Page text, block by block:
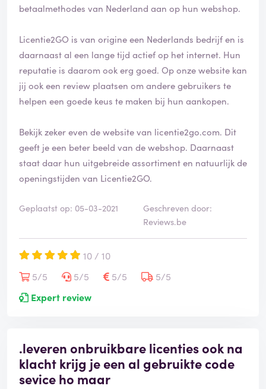
betaalmethodes van Nederland aan op hun webshop.
Licentie2GO is van origine een Nederlands bedrijf en is
daarnaast al een lange tijd actief op het internet. Hun
reputatie is daarom ook erg goed. Op onze website kan
jij ook een review plaatsen om andere gebruikers te
helpen een goede keus te maken bij hun aankopen.
Bekijk zeker even de website van licentie2go.com. Dit
geeft je een beter beeld van de webshop. Daarnaast
staat daar hun uitgebreide assortiment en natuurlijk de
openingstijden van Licentie2GO.
Geplaatst op: 05-03-2021
Geschreven door:
Reviews.be
10 / 10
5/5
5/5 5/5
5/5
Expert review
.leveren onbruikbare licenties ook na
klacht krijg je een al gebruikte code
sevice ho maar